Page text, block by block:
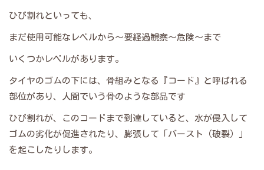
ひび割れといっても、
まだ使用可能なレベルから～要経過観察～危険～まで
いくつかレベルがあります。
タイヤのゴムの下には、骨組みとなる『コード』と呼ばれる
部位があり、人間でいう骨のような部品です
ひび割れが、このコードまで到達していると、水が侵入して
ゴムの劣化が促進されたり、膨張して「バースト（破裂）」
を起こしたりします。